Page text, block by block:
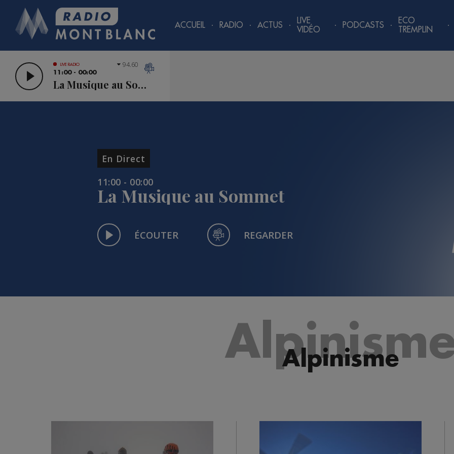
ACCUEIL RADIO ACTUS
LIVE
VIDÉO
PODCASTS
ECO
TREMPLIN
LIVE RADIO
11:00 - 00:00
La Musique au Sommet
94.60
En Direct
11:00 - 00:00
La Musique au Sommet
ÉCOUTER REGARDER
Alpinisme